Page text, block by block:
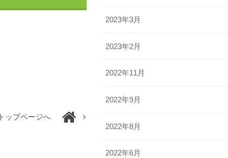
トップページへ
2023年3月
2023年2月
2022年11月
2022年9月
2022年8月
2022年6月